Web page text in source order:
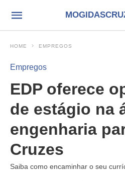
HOME EMPREGOS
Empregos
EDP oferece
de estágio na
engenharia
Cruzes
Saiba como encaminhar o seu